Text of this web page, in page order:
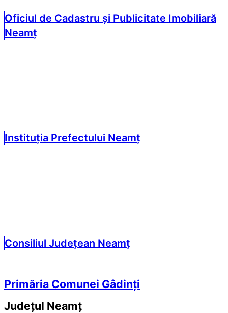
Oficiul de Cadastru și Publicitate Imobiliară
Neamț
Instituția Prefectului Neamț
Consiliul Județean Neamț
Primăria Comunei Gâdinți
Județul Neamț